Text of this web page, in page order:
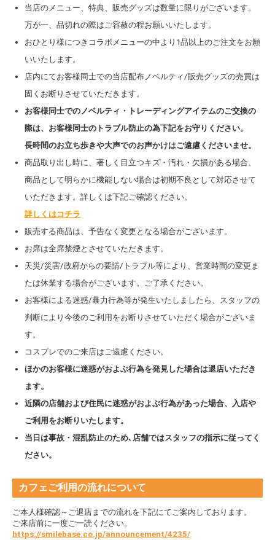
当店のメニュー、特典、販売グッズは数量に限りがございます。
万が一、品切れの際はご容赦の程お願いいたします。
おひとり様につきコラボメニューの中より1品以上のご注文をお願
いいたします。
店内にてお客様同士での当店配布ノベルティ/販売グッズの売買は
固くお断りさせていただきます。
お客様同士でのノベルティ・トレーディングアイテムのご交換の
際は、お客様同士のトラブル防止の為下記をお守りください。
長時間のお立ち歩きや大声でのお声かけはご遠慮くださいませ。
商品取り出し時に、著しく目立つキズ・汚れ・欠損がある場合、
商品として明らかに機能しない場合は初期不良として対応させて
いただきます。詳しくは下記ご確認ください。
詳しくはコチラ
販売する商品は、予告なく変更となる場合がございます。
お席は全席禁煙とさせていただきます。
天災/災害/政府からの要請/トラブル等により、営業時間の変更ま
たは休業する場合がございます。ご了承ください。
お客様による迷惑/暴力行為等が発生いたしましたら、スタッフの
判断により今後のご利用をお断りさせていただく場合がございま
す。
コスプレでのご来店はご遠慮ください。
ほかのお客様に迷惑がおよぶ行為を発見した場合は退店いただき
ます。
近隣の店舗および住民に迷惑がおよぶ行為があった場合、入店や
ご利用をお断りいたします。
当日は事故・混乱防止のため､店舗ではスタッフの指示に従ってく
ださい。
カフェご利用の流れについて
ご本人様確認～ご退店までの流れを下記にてご案内しております。
ご来店前に一度ご一読ください。
https://smilebase.co.jp/announcement/4235/